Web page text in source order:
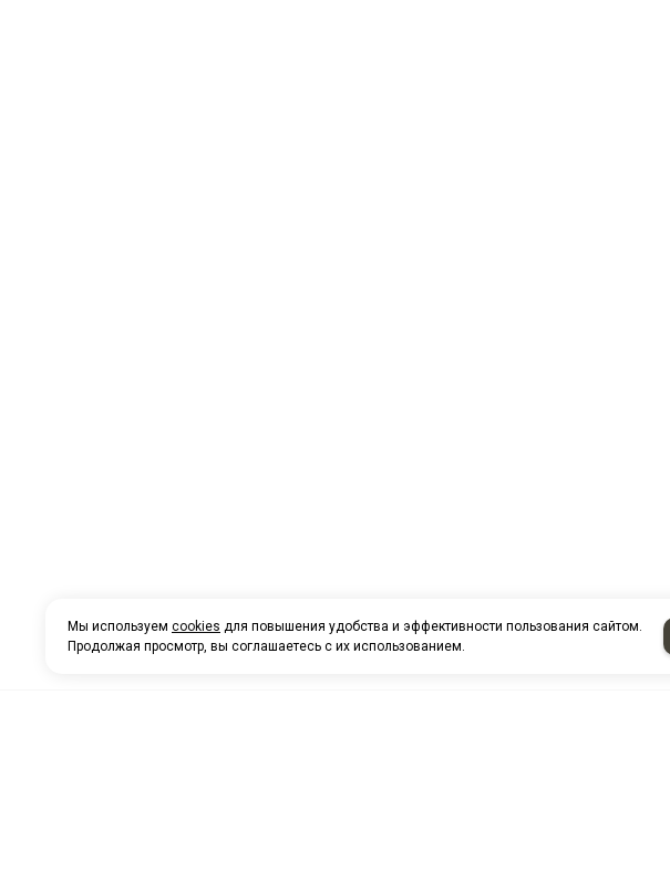
Мы используем cookies для повышения удобства и эффективности пользования сайтом.
Продолжая просмотр, вы соглашаетесь с их использованием.